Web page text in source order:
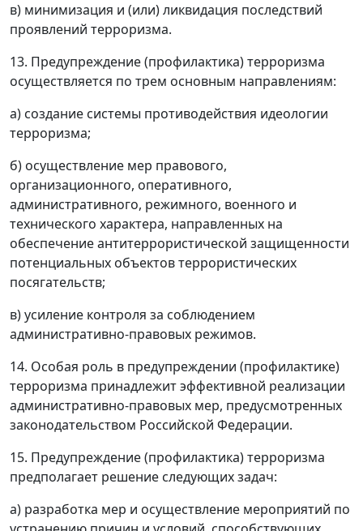
в) минимизация и (или) ликвидация последствий
проявлений терроризма.
13. Предупреждение (профилактика) терроризма
осуществляется по трем основным направлениям:
а) создание системы противодействия идеологии
терроризма;
б) осуществление мер правового,
организационного, оперативного,
административного, режимного, военного и
технического характера, направленных на
обеспечение антитеррористической защищенности
потенциальных объектов террористических
посягательств;
в) усиление контроля за соблюдением
административно-правовых режимов.
14. Особая роль в предупреждении (профилактике)
терроризма принадлежит эффективной реализации
административно-правовых мер, предусмотренных
законодательством Российской Федерации.
15. Предупреждение (профилактика) терроризма
предполагает решение следующих задач:
а) разработка мер и осуществление мероприятий по